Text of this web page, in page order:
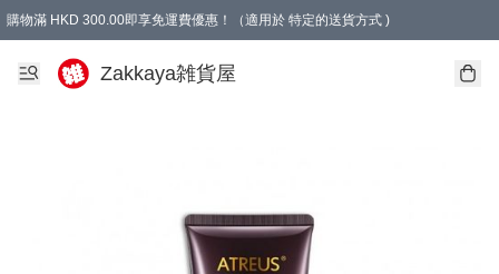
購物滿 HKD 300.00即享免運費優惠！（適用於 特定的送貨方式 )
Zakkaya雑貨屋